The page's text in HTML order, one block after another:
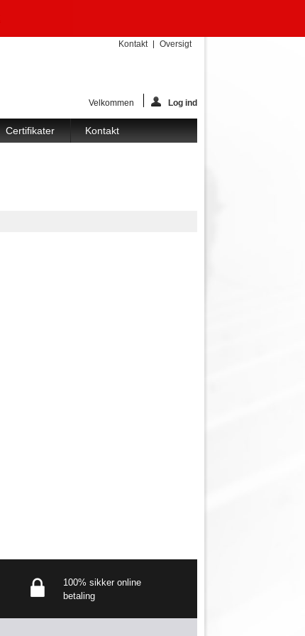
Kontakt Oversigt
Velkommen Log ind
Certifikater Kontakt
100% sikker online
betaling